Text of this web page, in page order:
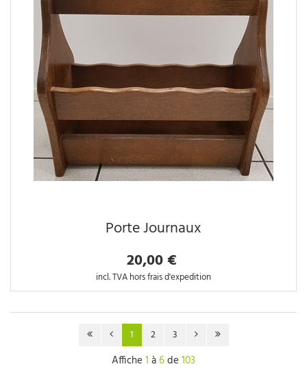
Porte Journaux
20,00 €
incl. TVA hors frais d'expedition
1 2 3
Affiche 1 à6de 103